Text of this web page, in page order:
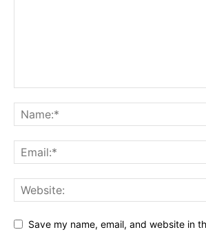
Save my name, email, and website in